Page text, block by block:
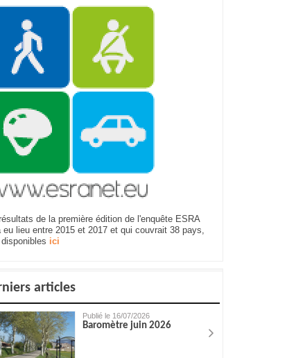
de la première édition de l'enquête ESRA
eu lieu entre 2015 et 2017 et qui couvrait 38 pays,
ici
articles
Publié le 16/07/2026
Baromètre juin 2026